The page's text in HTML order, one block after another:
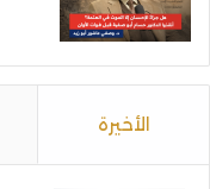
الأخيرة